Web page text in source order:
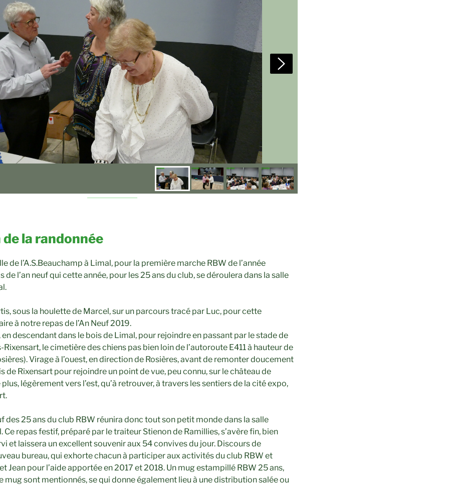
la randonnée
de l’A.S.Beauchamp à Limal, pour la première marche RBW de l’année
de l’an neuf qui cette année, pour les 25 ans du club, se déroulera dans la salle
sous la houlette de Marcel, sur un parcours tracé par Luc, pour cette
à notre repas de l’An Neuf 2019.
descendant dans le bois de Limal, pour rejoindre en passant par le stade de
le cimetière des chiens pas bien loin de l’autoroute E411 à hauteur de
Virage à l’ouest, en direction de Rosières, avant de remonter doucement
de Rixensart pour rejoindre un point de vue, peu connu, sur le château de
légèrement vers l’est, qu’à retrouver, à travers les sentiers de la cité expo,
des 25 ans du club RBW réunira donc tout son petit monde dans la salle
Ce repas festif, préparé par le traiteur Stienon de Ramillies, s’avère fin, bien
et laissera un excellent souvenir aux 54 convives du jour. Discours de
bureau, qui exhorte chacun à participer aux activités du club RBW et
Jean pour l’aide apportée en 2017 et 2018. Un mug estampillé RBW 25 ans,
mug sont mentionnés, se qui donne également lieu à une distribution salée ou